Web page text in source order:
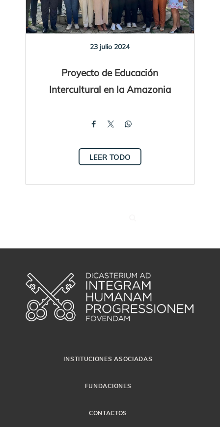
23 julio 2024
Proyecto de Educación
Intercultural en la Amazonia
LEER TODO
INSTITUCIONES ASOCIADAS
FUNDACIONES
CONTACTOS